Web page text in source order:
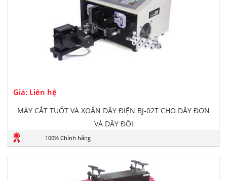
Giá: Liên hệ
MÁY CẮT TUỐT VÀ XOẮN DÂY ĐIỆN BJ-02T CHO DÂY ĐƠN
VÀ DÂY ĐÔI
100% Chính hãng